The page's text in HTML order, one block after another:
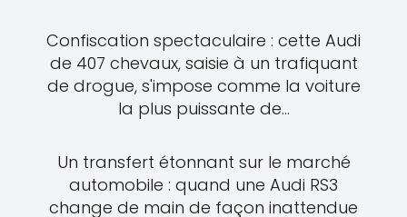
Confiscation spectaculaire : cette Audi
de 407 chevaux, saisie à un trafiquant
de drogue, s'impose comme la voiture
la plus puissante de...
Un transfert étonnant sur le marché
automobile : quand une Audi RS3
change de main de façon inattendue